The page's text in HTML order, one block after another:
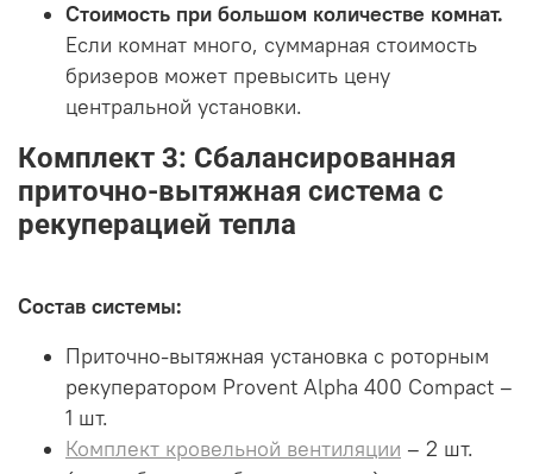
Стоимость при большом количестве комнат.
Если комнат много, суммарная стоимость
бризеров может превысить цену
центральной установки.
Комплект 3: Сбалансированная
приточно-вытяжная система с
рекуперацией тепла
Состав системы:
Приточно-вытяжная установка с роторным
рекуператором Provent Alpha 400 Compact –
1 шт.
Комплект кровельной вентиляции – 2 шт.